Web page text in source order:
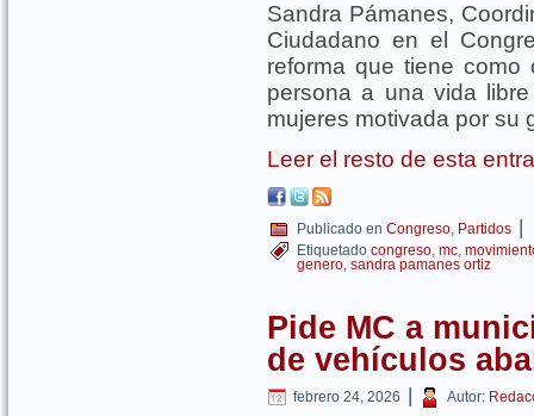
Sandra Pámanes,
Ciudadano en el
reforma que tiene como
persona a una vida
mujeres motivada por su
Leer el resto de esta
Publicado en Congreso, Partidos |
Etiquetado congreso, mc,
genero, sandra pamanes ortiz
Pide MC a
de vehículos
febrero 24, 2026 | Autor: